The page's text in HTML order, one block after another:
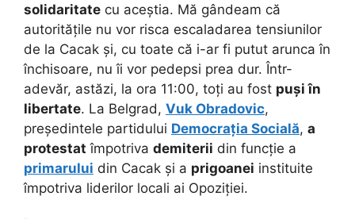
solidaritate cu aceștia. Mă gândeam că
autoritățile nu vor risca escaladarea tensiunilor
de la Cacak și, cu toate că i-ar fi putut arunca în
închisoare, nu îi vor pedepsi prea dur. Într-
adevăr, astăzi, la ora 11:00, toți au fost puși în
libertate. La Belgrad, Vuk Obradovic,
președintele partidului Democrația Socială, a
protestat împotriva demiterii din funcție a
primarului din Cacak și a prigoanei instituite
împotriva liderilor locali ai Opoziției.